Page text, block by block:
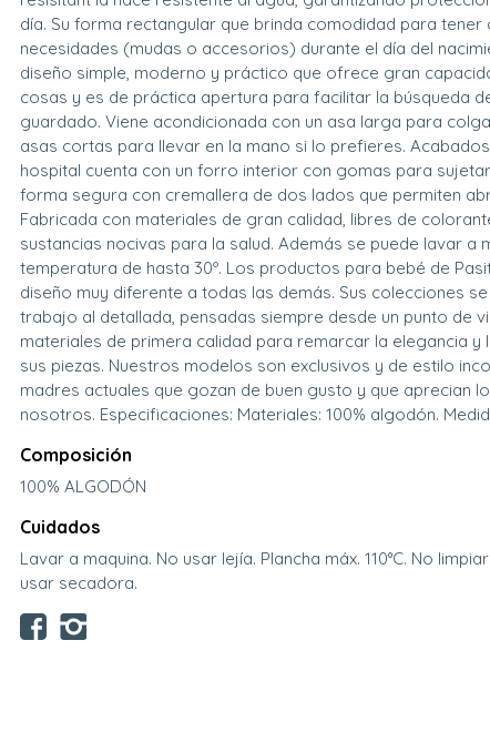
día. Su forma rectangular que brinda comodidad para tener
necesidades (mudas o accesorios) durante el día del
diseño simple, moderno y práctico que ofrece gran
cosas y es de práctica apertura para facilitar la búsqueda
guardado. Viene acondicionada con un asa larga para
asas cortas para llevar en la mano si lo prefieres.
hospital cuenta con un forro interior con gomas para
forma segura con cremallera de dos lados que permiten
Fabricada con materiales de gran calidad, libres de
sustancias nocivas para la salud. Además se puede lavar a
temperatura de hasta 30º. Los productos para bebé de
diseño muy diferente a todas las demás. Sus colecciones
trabajo al detallada, pensadas siempre desde un punto de
materiales de primera calidad para remarcar la elegancia y
sus piezas. Nuestros modelos son exclusivos y de estilo
madres actuales que gozan de buen gusto y que aprecian
nosotros. Especificaciones: Materiales: 100% algodón.
Composición
100% ALGODÓN
Cuidados
Lavar a maquina. No usar lejía. Plancha máx. 110°C. No
usar secadora.